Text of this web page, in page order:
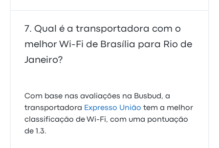
Qual é a transportadora com o
melhor Wi-Fi de Brasília para Rio de
Janeiro?
Com base nas avaliações na Busbud, a
transportadora Expresso União tem a melhor
classificação de Wi‑Fi, com uma pontuação
de 1.3.